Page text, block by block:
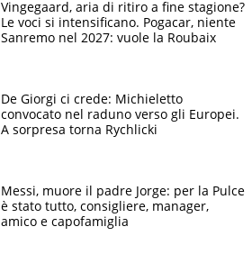
Vingegaard, aria di ritiro a fine stagione?
Le voci si intensificano. Pogacar, niente
Sanremo nel 2027: vuole la Roubaix
De Giorgi ci crede: Michieletto
convocato nel raduno verso gli Europei.
A sorpresa torna Rychlicki
Messi, muore il padre Jorge: per la Pulce
è stato tutto, consigliere, manager,
amico e capofamiglia